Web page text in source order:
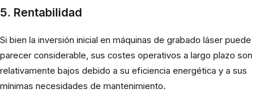
5. Rentabilidad
Si bien la inversión inicial en máquinas de grabado láser puede
parecer considerable, sus costes operativos a largo plazo son
relativamente bajos debido a su eficiencia energética y a sus
mínimas necesidades de mantenimiento.